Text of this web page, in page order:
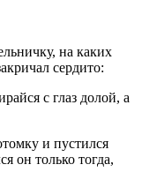
на каких
сердито:
с глаз долой, а
и пустился
он только тогда,